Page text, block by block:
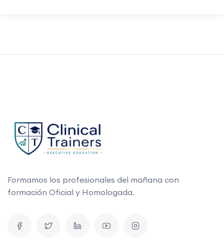
Formamos los profesionales del mañana con
formación Oficial y Homologada.